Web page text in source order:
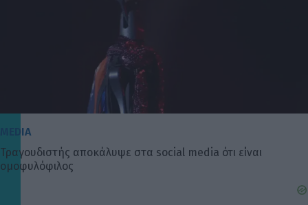
MEDIA
Τραγουδιστής αποκάλυψε στα social media ότι είναι
oμοφυλόφιλος